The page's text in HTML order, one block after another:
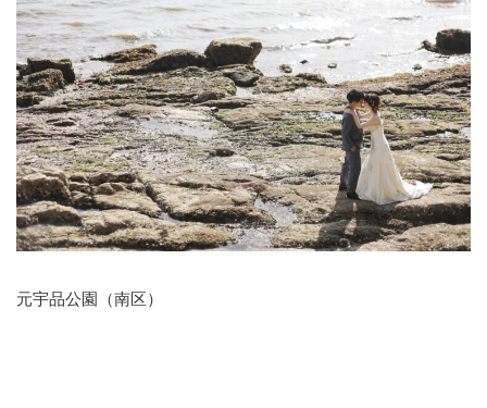
元宇品公園（南区）